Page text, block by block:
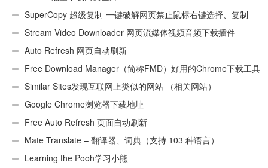
SuperCopy 超级复制-一键破解网页禁止鼠标右键选择、复制
Stream Video Downloader 网页流媒体视频音频下载插件
Auto Refresh 网页自动刷新
Free Download Manager（简称FMD）好用的Chrome下载工具
插件Similar Sites发现互联网上类似的网站 （相关网站）
Google Chrome浏览器下载地址
Free Auto Refresh 页面自动刷新
Mate Translate – 翻译器、词典（支持 103 种语言）
Learning the Pooh学习小熊